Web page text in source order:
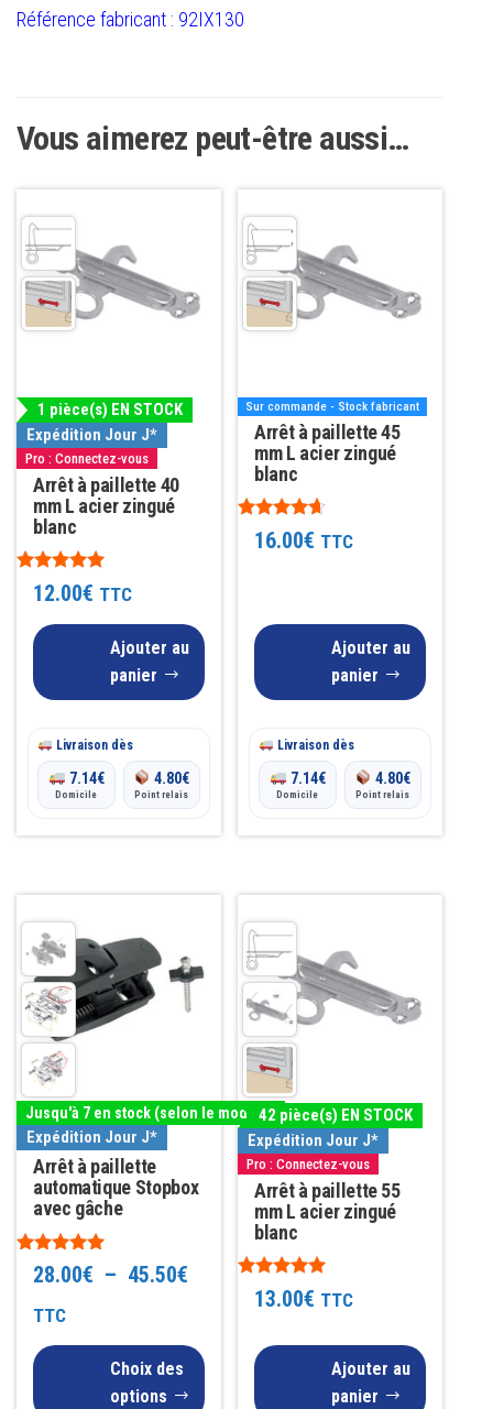
Référence fabricant : 92IX130
Vous aimerez peut-être aussi…
1 pièce(s) EN STOCK
Expédition Jour J*
Pro : Connectez-vous
Arrêt à paillette 40
mm L acier zingué
blanc
Note
5.0012.00€ TTC
Ajouter au
panier
Livraison dès
7.14€
Domicile
4.80€
Point relais
Sur commande - Stock fabricant
Arrêt à paillette 45
mm L acier zingué
blanc
Note
4.5016.00€ TTC
Ajouter au
panier
Livraison dès
7.14€
Domicile
4.80€
Point relais
Jusqu'à 7 en stock (selon le modèle)
Expédition Jour J*
Arrêt à paillette
automatique Stopbox
avec gâche
Note
5.0028.00€ – 45.50€ Plage
prix :
28.00€
TTC
Choix des
options
produit
a
plusieurs
variations.
Les
options
peuvent
être
choisies
sur
la
page
produit
42 pièce(s) EN STOCK
Expédition Jour J*
Pro : Connectez-vous
Arrêt à paillette 55
mm L acier zingué
blanc
Note
5.0013.00€ TTC
Ajouter au
panier